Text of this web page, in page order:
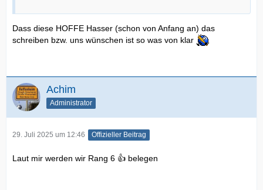
Dass diese HOFFE Hasser (schon von Anfang an) das
schreiben bzw. uns wünschen ist so was von klar
Achim
Administrator
29. Juli 2025 um 12:46 Offizieller Beitrag
Laut mir werden wir Rang 6 👍 belegen